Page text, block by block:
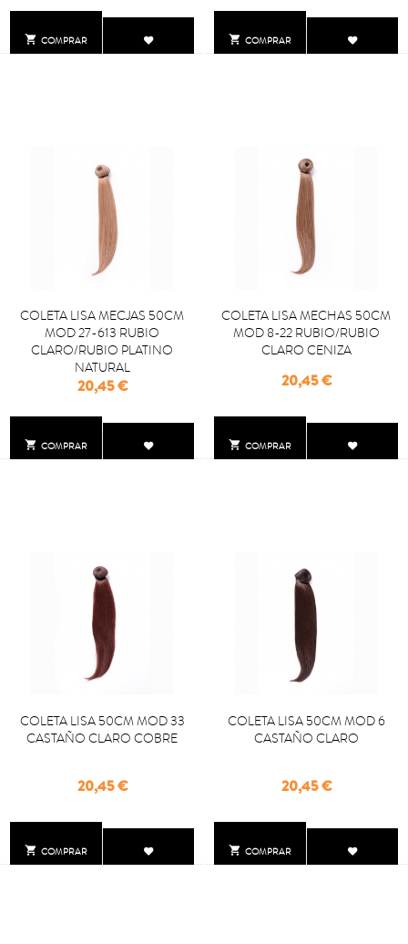
 COMPRAR  COMPRAR
 COMPRAR
COLETA LISA MECJAS 50CM
MOD 27-613 RUBIO
CLARO/RUBIO PLATINO
NATURAL
Precio
20,45 €
 COMPRAR
COLETA LISA MECHAS 50CM
MOD 8-22 RUBIO/RUBIO
CLARO CENIZA
Precio
20,45 €
 COMPRAR
COLETA LISA 50CM MOD 33
CASTAÑO CLARO COBRE
Precio
20,45 €
 COMPRAR
COLETA LISA 50CM MOD 6
CASTAÑO CLARO
Precio
20,45 €